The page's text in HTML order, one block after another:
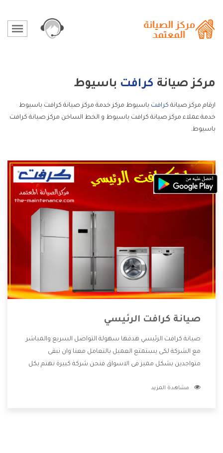
مركز صيانة كرافت باسيوط
ارقام مركز صيانة كرافت باسيوط مركز خدمة مركز صيانة كرافت باسيوط
خدمة عملاء مركز صيانة كرافت باسيوط و الخط الساخن مركز صيانة كرافت
باسيوط.
صيانة كرافت الرئيسي
صيانة كرافت الرئيسي هدفها سهولة التواصل السريع والمباشر
مع الشركة لكى يستمتع العميل بالتعامل معنا وان نبقى
متواجدين بشكل مميز فى الاسواق فنحن شركة كبيرة نهتم بكل
الشركة بها والتى تكون منها خدمة الصيانة التى تكون من أهم
مشاهدة المزيد